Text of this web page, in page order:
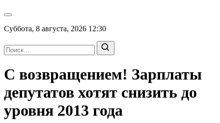
Суббота, 8 августа, 2026 12:30
С возвращением! Зарплаты
депутатов хотят снизить до
уровня 2013 года